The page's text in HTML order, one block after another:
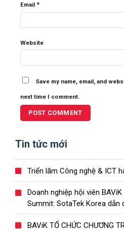
Email *
Website
Save my name, email, and
next time I comment.
Tin tức mới
Triển lãm Công nghệ & ICT
Doanh nghiệp hội viên
Summit: SotaTek Korea dẫn
Việt – Hàn
BAViK TỔ CHỨC CHƯƠNG